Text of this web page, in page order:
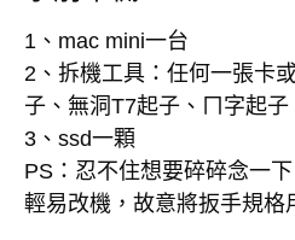
1、mac mini一台
2、拆機工具：任何一張卡
子、無洞T7起子、ㄇ字起子
3、ssd一顆
PS：忍不住想要碎碎念一
輕易改機，故意將扳手規格